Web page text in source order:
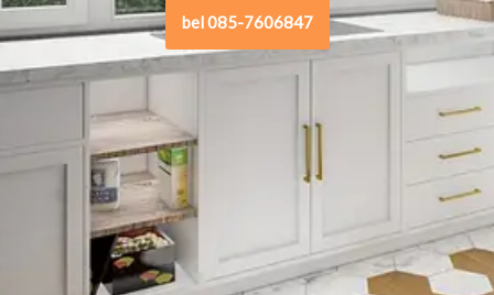
bel 085-7606847